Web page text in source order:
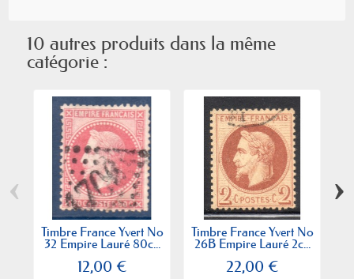
10 autres produits dans la même
catégorie :
Timbre France Yvert No
32 Empire Lauré 80c...
12,00 €
Timbre France Yvert No
26B Empire Lauré 2c...
22,00 €
‹ ›